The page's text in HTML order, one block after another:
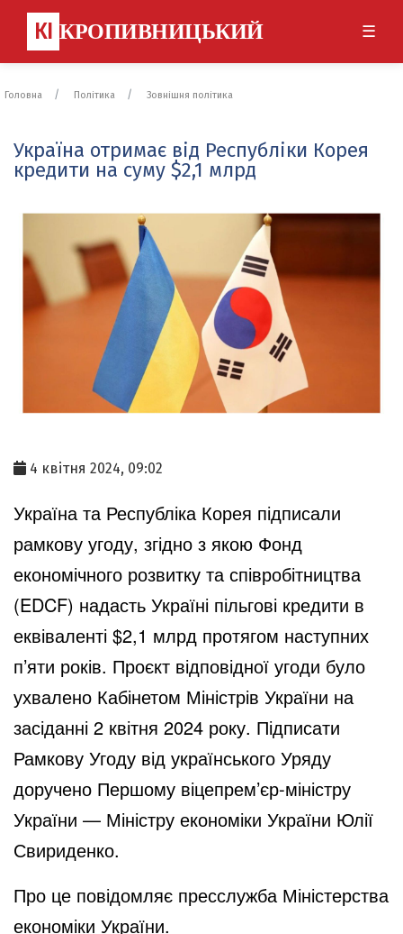
КІ КРОПИВНИЦЬКИЙ ☰
Головна Політика Зовнішня політика
Україна отримає від Республіки Корея
кредити на суму $2,1 млрд
4 квітня 2024, 09:02
Україна та Республіка Корея підписали
рамкову угоду, згідно з якою Фонд
економічного розвитку та співробітництва
(EDCF) надасть Україні пільгові кредити в
еквіваленті $2,1 млрд протягом наступних
п’яти років. Проєкт відповідної угоди було
ухвалено Кабінетом Міністрів України на
засіданні 2 квітня 2024 року. Підписати
Рамкову Угоду від українського Уряду
доручено Першому віцепрем’єр-міністру
України — Міністру економіки України Юлії
Свириденко.
Про це повідомляє пресслужба Міністерства
економіки України.